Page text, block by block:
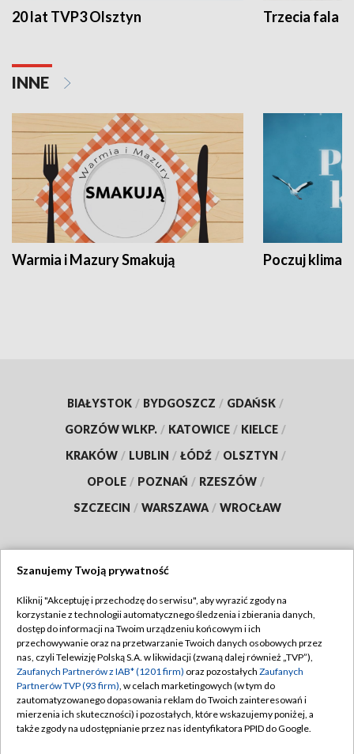
20 lat TVP3 Olsztyn Trzecia fala -
INNE
Warmia i Mazury Smakują Poczuj klimat
BIAŁYSTOK / BYDGOSZCZ / GDAŃSK /
GORZÓW WLKP. / KATOWICE / KIELCE /
KRAKÓW / LUBLIN / ŁÓDŹ / OLSZTYN /
OPOLE / POZNAŃ / RZESZÓW /
SZCZECIN / WARSZAWA / WROCŁAW
TVP
Abonament TVP
Emisja w TVP
Centrum informacji TVP
Naziemna Telewizja Cyfrowa
Regulamin TVP
Polityka prywatności
Moje zgody
Pomoc
Szanujemy Twoją prywatność
Kliknij "Akceptuję i przechodzę do serwisu", aby wyrazić zgody na
korzystanie z technologii automatycznego śledzenia i zbierania danych,
dostęp do informacji na Twoim urządzeniu końcowym i ich
przechowywanie oraz na przetwarzanie Twoich danych osobowych przez
nas, czyli Telewizję Polską S.A. w likwidacji (zwaną dalej również „TVP”),
Zaufanych Partnerów z IAB* (1201 firm) oraz pozostałych Zaufanych
Partnerów TVP (93 firm), w celach marketingowych (w tym do
zautomatyzowanego dopasowania reklam do Twoich zainteresowań i
mierzenia ich skuteczności) i pozostałych, które wskazujemy poniżej, a
także zgody na udostępnianie przez nas identyfikatora PPID do Google.